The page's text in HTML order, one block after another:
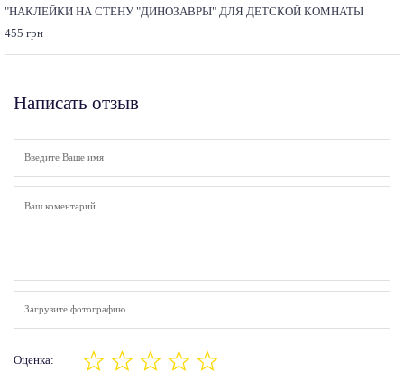
"НАКЛЕЙКИ НА СТЕНУ "ДИНОЗАВРЫ" ДЛЯ ДЕТСКОЙ КОМНАТЫ
455 грн
Написать отзыв
Загрузите фотографию
Оценка: